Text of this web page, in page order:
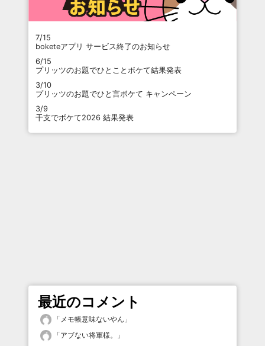
7/15
boketeアプリ サービス終了のお知らせ
6/15
プリッツのお題でひとことボケて結果発表
3/10
プリッツのお題でひと言ボケて キャンペーン
3/9
干支でボケて2026 結果発表
最近のコメント
「 メモ帳意味ないやん 」
「アブない将軍様。
」